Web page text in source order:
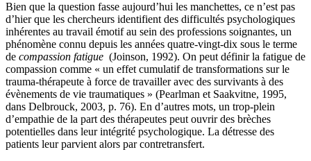
Bien que la question fasse aujourd’hui les manchettes, ce n’est pas
d’hier que les chercheurs identifient des difficultés psychologiques
inhérentes au travail émotif au sein des professions soignantes, un
phénomène connu depuis les années quatre-vingt-dix sous le terme
de compassion fatigue (Joinson, 1992). On peut définir la fatigue de
compassion comme « un effet cumulatif de transformations sur le
trauma-thérapeute à force de travailler avec des survivants à des
évènements de vie traumatiques » (Pearlman et Saakvitne, 1995,
dans Delbrouck, 2003, p. 76). En d’autres mots, un trop-plein
d’empathie de la part des thérapeutes peut ouvrir des brèches
potentielles dans leur intégrité psychologique. La détresse des
patients leur parvient alors par contretransfert.